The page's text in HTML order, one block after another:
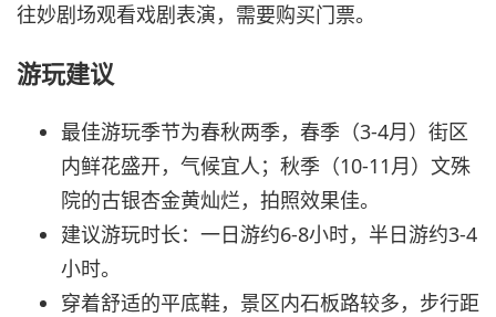
往妙剧场观看戏剧表演，需要购买门票。
游玩建议
最佳游玩季节为春秋两季，春季（3-4月）街区
内鲜花盛开，气候宜人；秋季（10-11月）文殊
院的古银杏金黄灿烂，拍照效果佳。
建议游玩时长：一日游约6-8小时，半日游约3-4
小时。
穿着舒适的平底鞋，景区内石板路较多，步行距